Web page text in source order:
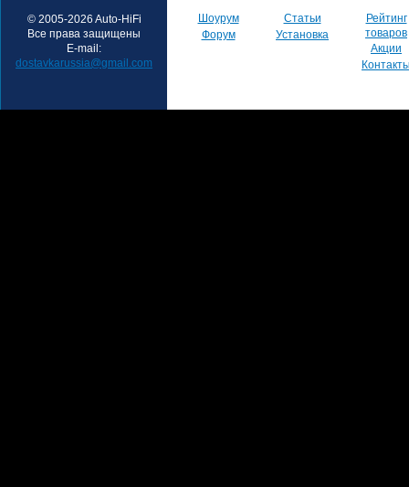
© 2005-2026 Auto-HiFi
Все права защищены
E-mail:
dostavkarussia@gmail.com
Шоурум
Форум
Статьи
Установка
Рейтинг
товаров
Акции